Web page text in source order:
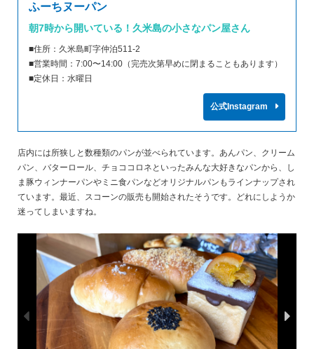
ふーちヌーパン
朝7時から開いている！久米島の小さなパン屋さん
■住所：久米島町字仲泊511-2
■営業時間：7:00〜14:00（完売次第早めに閉まることもあります）
■定休日：水曜日
公式Instagram
店内には所狭しと数種類のパンが並べられています。あんパン、クリーム
パン、バターロール、チョココロネといったみんな大好きなパンから、し
ま豚ウィンナーパンやミニ食パンなどオリジナルパンもラインナップされ
ています。最近、スコーンの販売も開始されたそうです。どれにしようか
迷ってしまいますね。